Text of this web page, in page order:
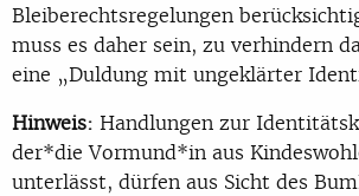
Bleiberechtsregelungen
muss es daher sein, zu verhindern
eine „Duldung mit ungeklärter
Hinweis: Handlungen zur
der*die Vormund*in aus
unterlässt, dürfen aus Sicht des